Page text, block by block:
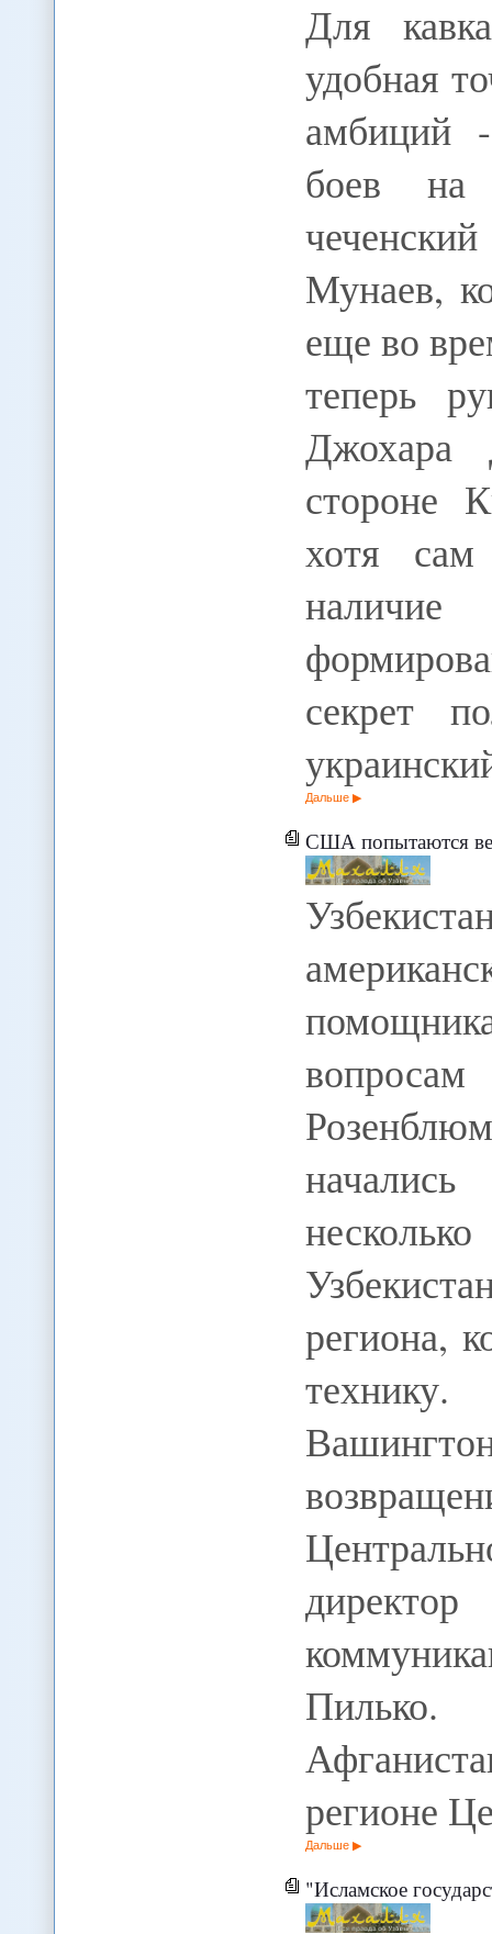
Для
удобная
амбиций
боев на
Мунаев,
еще во
теперь
Джохара
стороне
хотя
секрет
Дальше
США попытаются
региона,
технику.
регионе
Дальше
"Исламское